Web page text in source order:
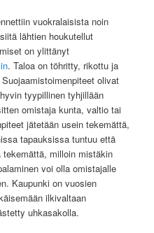
vuokralaisista noin
lähtien houkutellut
on ylittänyt
. Taloa on töhritty, rikottu ja
olivat
tyypillinen tyhjillään
omistaja kunta, valtio tai
jätetään usein tekemättä,
tapauksissa tuntuu että
milloin mistäkin
voi olla omistajalle
Kaupunki on vuosien
ilkivaltaan
uhkasakolla.